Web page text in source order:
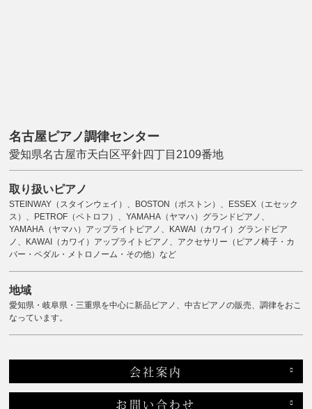
名古屋ピアノ調律センター
愛知県名古屋市天白区平針四丁目2109番地
取り扱いピアノ
STEINWAY（スタインウェイ）、BOSTON（ボストン）、ESSEX（エセック
ス）、PETROF（ペトロフ）、YAMAHA（ヤマハ）グランドピアノ、
YAMAHA（ヤマハ）アップライトピアノ、KAWAI（カワイ）グランドピア
ノ、KAWAI（カワイ）アップライトピアノ、アクセサリー（ピアノ椅子・カ
バー・ペダル・メトロノーム・その他）など
地域
愛知県・岐阜県・三重県を中心に新品ピアノ、中古ピアノの販売、調律をおこ
なっています。
会社案内
お問い合わせ